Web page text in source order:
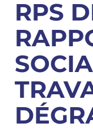
RPS